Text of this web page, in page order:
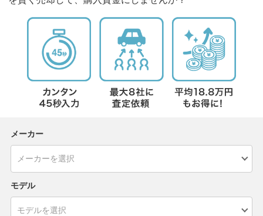
メーカー
モデル